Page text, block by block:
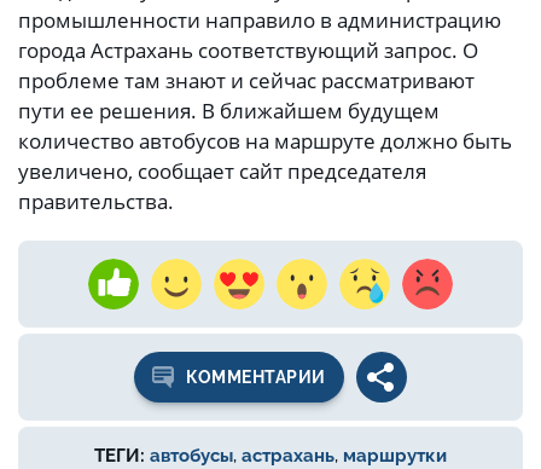
промышленности направило в администрацию
города Астрахань соответствующий запрос. О
проблеме там знают и сейчас рассматривают
пути ее решения. В ближайшем будущем
количество автобусов на маршруте должно быть
увеличено, сообщает сайт председателя
правительства.
КОММЕНТАРИИ
ТЕГИ: автобусы, астрахань, маршрутки